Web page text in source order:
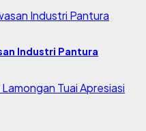
Industri Pantura